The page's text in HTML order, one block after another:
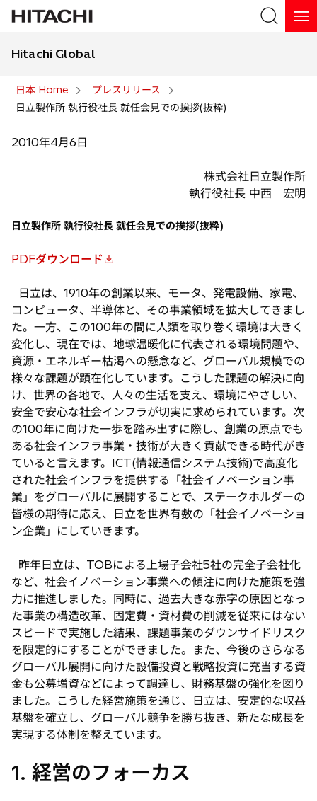
Hitachi Global
日本 Home
プレスリリース
日立製作所 執行役社長 就任会見での挨拶(抜粋)
2010年4月6日
株式会社日立製作所
執行役社長 中西 宏明
日立製作所 執行役社長 就任会見での挨拶(抜粋)
PDFダウンロード
新
い
タ
ブ
で
開
く
日立は、1910年の創業以来、モータ、発電設備、家電、
コンピュータ、半導体と、その事業領域を拡大してきまし
た。一方、この100年の間に人類を取り巻く環境は大きく
変化し、現在では、地球温暖化に代表される環境問題や、
資源・エネルギー枯渇への懸念など、グローバル規模での
様々な課題が顕在化しています。こうした課題の解決に向
け、世界の各地で、人々の生活を支え、環境にやさしい、
安全で安心な社会インフラが切実に求められています。次
の100年に向けた一歩を踏み出すに際し、創業の原点でも
ある社会インフラ事業・技術が大きく貢献できる時代がき
ていると言えます。ICT(情報通信システム技術)で高度化
された社会インフラを提供する「社会イノベーション事
業」をグローバルに展開することで、ステークホルダーの
皆様の期待に応え、日立を世界有数の「社会イノベーショ
ン企業」にしていきます。
昨年日立は、TOBによる上場子会社5社の完全子会社化
など、社会イノベーション事業への傾注に向けた施策を強
力に推進しました。同時に、過去大きな赤字の原因となっ
た事業の構造改革、固定費・資材費の削減を従来にはない
スピードで実施した結果、課題事業のダウンサイドリスク
を限定的にすることができました。また、今後のさらなる
グローバル展開に向けた設備投資と戦略投資に充当する資
金も公募増資などによって調達し、財務基盤の強化を図り
ました。こうした経営施策を通じ、日立は、安定的な収益
基盤を確立し、グローバル競争を勝ち抜き、新たな成長を
実現する体制を整えています。
1. 経営のフォーカス